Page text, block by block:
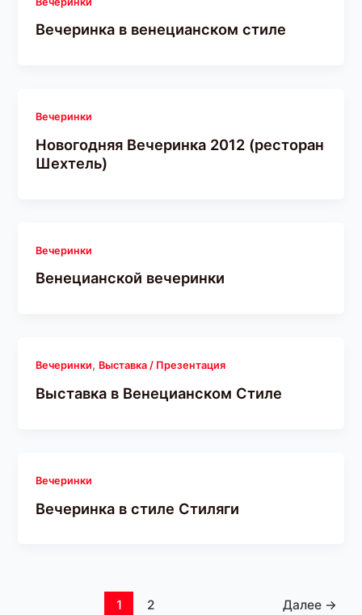
Вечеринка в венецианском стиле
Вечеринки
Новогодняя Вечеринка 2012 (ресторан
Шехтель)
Вечеринки
Венецианской вечеринки
Вечеринки, Выставка / Презентация
Выставка в Венецианском Стиле
Вечеринки
Вечеринка в стиле Стиляги
1 2 Далее →